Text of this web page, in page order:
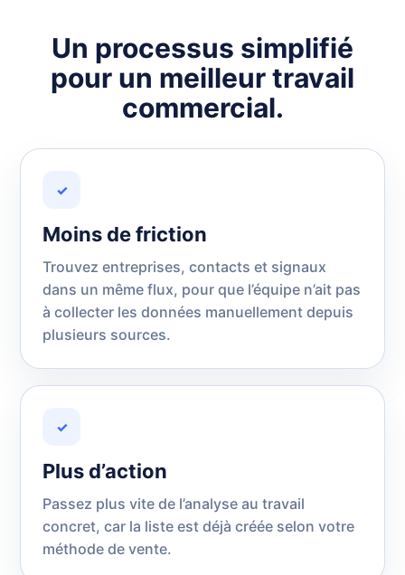
Un processus simplifié
pour un meilleur travail
commercial.
✓
Moins de friction
Trouvez entreprises, contacts et signaux
dans un même flux, pour que l’équipe n’ait pas
à collecter les données manuellement depuis
plusieurs sources.
✓
Plus d’action
Passez plus vite de l’analyse au travail
concret, car la liste est déjà créée selon votre
méthode de vente.